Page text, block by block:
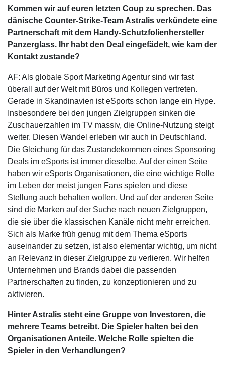
Kommen wir auf euren letzten Coup zu sprechen. Das
dänische Counter-Strike-Team Astralis verkündete eine
Partnerschaft mit dem Handy-Schutzfolienhersteller
Panzerglass. Ihr habt den Deal eingefädelt, wie kam der
Kontakt zustande?
AF: Als globale Sport Marketing Agentur sind wir fast
überall auf der Welt mit Büros und Kollegen vertreten.
Gerade in Skandinavien ist eSports schon lange ein Hype.
Insbesondere bei den jungen Zielgruppen sinken die
Zuschauerzahlen im TV massiv, die Online-Nutzung steigt
weiter. Diesen Wandel erleben wir auch in Deutschland.
Die Gleichung für das Zustandekommen eines Sponsoring
Deals im eSports ist immer dieselbe. Auf der einen Seite
haben wir eSports Organisationen, die eine wichtige Rolle
im Leben der meist jungen Fans spielen und diese
Stellung auch behalten wollen. Und auf der anderen Seite
sind die Marken auf der Suche nach neuen Zielgruppen,
die sie über die klassischen Kanäle nicht mehr erreichen.
Sich als Marke früh genug mit dem Thema eSports
auseinander zu setzen, ist also elementar wichtig, um nicht
an Relevanz in dieser Zielgruppe zu verlieren. Wir helfen
Unternehmen und Brands dabei die passenden
Partnerschaften zu finden, zu konzeptionieren und zu
aktivieren.
Hinter Astralis steht eine Gruppe von Investoren, die
mehrere Teams betreibt. Die Spieler halten bei den
Organisationen Anteile. Welche Rolle spielten die
Spieler in den Verhandlungen?